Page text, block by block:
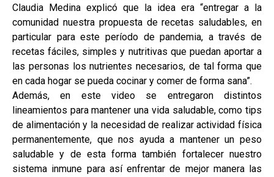
Claudia Medina explicó que la idea era “entregar a la
comunidad nuestra propuesta de recetas saludables, en
particular para este período de pandemia, a través de
recetas fáciles, simples y nutritivas que puedan aportar a
las personas los nutrientes necesarios, de tal forma que
en cada hogar se pueda cocinar y comer de forma sana”.
Además, en este video se entregaron distintos
lineamientos para mantener una vida saludable, como tips
de alimentación y la necesidad de realizar actividad física
permanentemente, que nos ayuda a mantener un peso
saludable y de esta forma también fortalecer nuestro
sistema inmune para así enfrentar de mejor manera las